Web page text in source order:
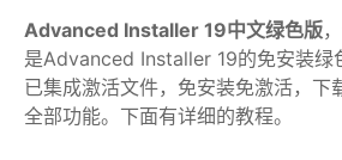
Advanced Installer 19中文绿色版
是Advanced Installer 19的免安装绿
已集成激活文件，免安装免激活，下
全部功能。下面有详细的教程。